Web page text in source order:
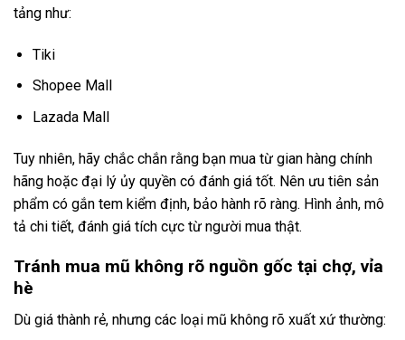
tảng như:
Tiki
Shopee Mall
Lazada Mall
Tuy nhiên, hãy chắc chắn rằng bạn mua từ gian hàng chính
hãng hoặc đại lý ủy quyền có đánh giá tốt. Nên ưu tiên sản
phẩm có gắn tem kiểm định, bảo hành rõ ràng. Hình ảnh, mô
tả chi tiết, đánh giá tích cực từ người mua thật.
Tránh mua mũ không rõ nguồn gốc tại chợ, vỉa
hè
Dù giá thành rẻ, nhưng các loại mũ không rõ xuất xứ thường: